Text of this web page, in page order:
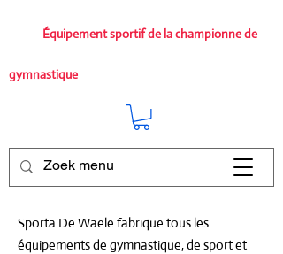
Équipement sportif de la championne de
gymnastique
Sporta De Waele fabrique tous les
équipements de gymnastique, de sport et